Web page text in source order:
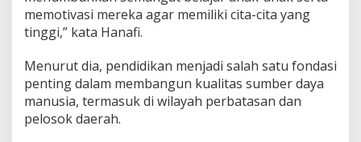
l
a
memotivasi mereka agar memiliki cita-cita yang
tinggi,” kata Hanafi.
Menurut dia, pendidikan menjadi salah satu fondasi
penting dalam membangun kualitas sumber daya
manusia, termasuk di wilayah perbatasan dan
pelosok daerah.